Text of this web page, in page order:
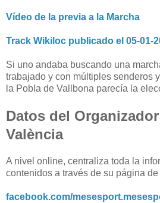
Vídeo de la previa a la Marcha
Track Wikiloc publicado el 05-01-
Si uno andaba buscando una
trabajado y con múltiples senderos
la Pobla de Vallbona parecía la
Datos del
València
A nivel online, centraliza toda la
contenidos a través de su página
facebook.com/